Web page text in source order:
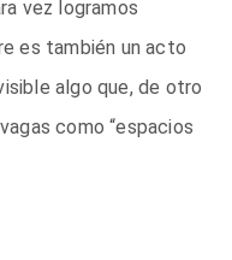
vez logramos
es también un acto
algo que, de otro
como “espacios